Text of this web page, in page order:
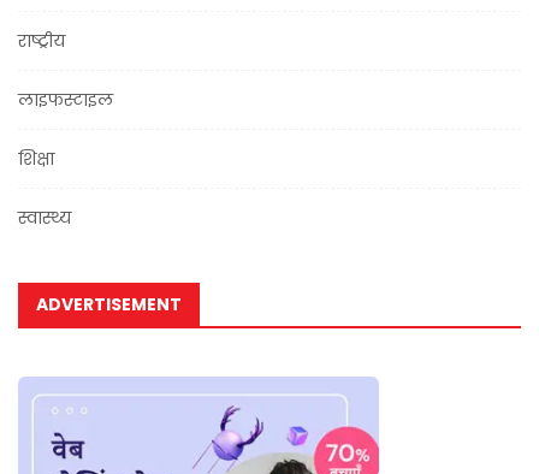
राष्ट्रीय
लाइफस्टाइल
शिक्षा
स्वास्थ्य
ADVERTISEMENT